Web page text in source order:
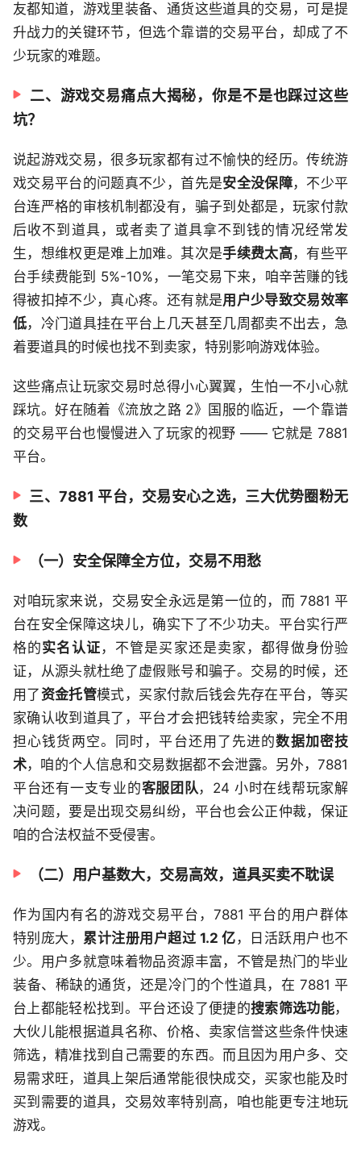
友都知道，游戏里装备、通货这些道具的交易，可是提
升战力的关键环节，但选个靠谱的交易平台，却成了不
少玩家的难题。
二、游戏交易痛点大揭秘，你是不是也踩过这些
坑？
说起游戏交易，很多玩家都有过不愉快的经历。传统游
戏交易平台的问题真不少，首先是安全没保障，不少平
台连严格的审核机制都没有，骗子到处都是，玩家付款
后收不到道具，或者卖了道具拿不到钱的情况经常发
生，想维权更是难上加难。其次是手续费太高，有些平
台手续费能到 5%-10%，一笔交易下来，咱辛苦赚的钱
得被扣掉不少，真心疼。还有就是用户少导致交易效率
低，冷门道具挂在平台上几天甚至几周都卖不出去，急
着要道具的时候也找不到卖家，特别影响游戏体验。
这些痛点让玩家交易时总得小心翼翼，生怕一不小心就
踩坑。好在随着《流放之路 2》国服的临近，一个靠谱
的交易平台也慢慢进入了玩家的视野 —— 它就是 7881
平台。
三、7881 平台，交易安心之选，三大优势圈粉无
数
（一）安全保障全方位，交易不用愁
对咱玩家来说，交易安全永远是第一位的，而 7881 平
台在安全保障这块儿，确实下了不少功夫。平台实行严
格的实名认证 ，不管是买家还是卖家，都得做身份验
证，从源头就杜绝了虚假账号和骗子。交易的时候，还
用了 资金托管模式，买家付款后钱会先存在平台，等买
家确认收到道具了，平台才会把钱转给卖家，完全不用
担心钱货两空。同时，平台还用了先进的数据加密技
术，咱的个人信息和交易数据都不会泄露。另外，7881
平台还有一支专业的客服团队，24 小时在线帮玩家解
决问题，要是出现交易纠纷，平台也会公正仲裁，保证
咱的合法权益不受侵害。
（二）用户基数大，交易高效，道具买卖不耽误
作为国内有名的游戏交易平台，7881 平台的用户群体
特别庞大， 累计注册用户超过 1.2 亿 ，日活跃用户也不
少。用户多就意味着物品资源丰富，不管是热门的毕业
装备、稀缺的通货，还是冷门的个性道具，在 7881 平
台上都能轻松找到。平台还设了便捷的搜索筛选功能，
大伙儿能根据道具名称、价格、卖家信誉这些条件快速
筛选，精准找到自己需要的东西。而且因为用户多、交
易需求旺，道具上架后通常能很快成交，买家也能及时
买到需要的道具，交易效率特别高，咱也能更专注地玩
游戏。